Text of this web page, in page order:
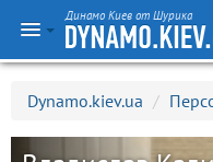
Динамо Киев от Шурика
Dynamo.kiev.ua /